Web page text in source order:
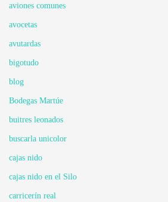
aviones comunes
avocetas
avutardas
bigotudo
blog
Bodegas Martúe
buitres leonados
buscarla unicolor
cajas nido
cajas nido en el Silo
carricerín real